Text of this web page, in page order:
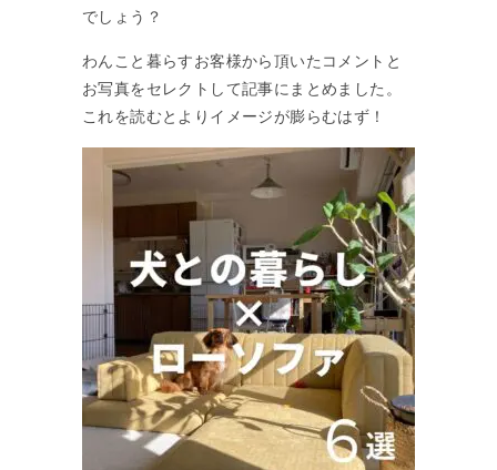
でしょう？
わんこと暮らすお客様から頂いたコメントと
お写真をセレクトして記事にまとめました。
これを読むとよりイメージが膨らむはず！